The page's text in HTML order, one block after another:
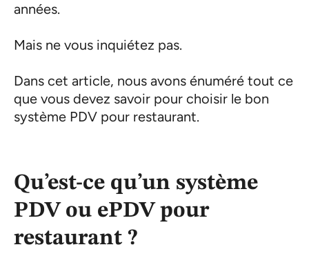
années.
Mais ne vous inquiétez pas.
Dans cet article, nous avons énuméré tout ce
que vous devez savoir pour choisir le bon
système PDV pour restaurant.
Qu’est-ce qu’un système
PDV ou ePDV pour
restaurant ?